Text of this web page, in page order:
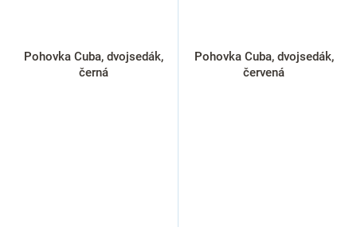
Pohovka Cuba, dvojsedák,
černá
Pohovka Cuba, dvojsedák,
červená